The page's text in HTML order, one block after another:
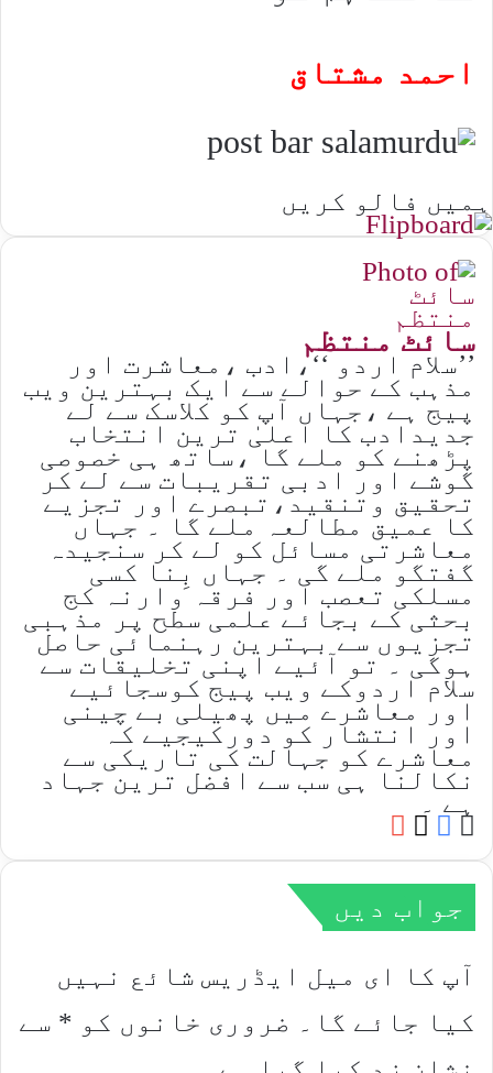
احمد مشتاق
ہمیں فالو کریں
سائٹ منتظم
’’سلام اردو ‘‘،ادب ،معاشرت اور
مذہب کے حوالے سے ایک بہترین ویب
پیج ہے ،جہاں آپ کو کلاسک سے لے
جدیدادب کا اعلیٰ ترین انتخاب
پڑھنے کو ملے گا ،ساتھ ہی خصوصی
گوشے اور ادبی تقریبات سے لے کر
تحقیق وتنقید،تبصرے اور تجزیے
کا عمیق مطالعہ ملے گا ۔ جہاں
معاشرتی مسائل کو لے کر سنجیدہ
گفتگو ملے گی ۔ جہاں بِنا کسی
مسلکی تعصب اور فرقہ وارنہ کج
بحثی کے بجائے علمی سطح پر مذہبی
تجزیوں سے بہترین رہنمائی حاصل
ہوگی ۔ تو آئیے اپنی تخلیقات سے
سلام اردوکے ویب پیج کوسجائیے
اور معاشرے میں پھیلی بے چینی
اور انتشار کو دورکیجیے کہ
معاشرے کو جہالت کی تاریکی سے
نکالنا ہی سب سے افضل ترین جہاد
ہے ۔
Website
Facebook
X
جواب دیں
آپ کا ای میل ایڈریس شائع نہیں
کیا جائے گا۔
ضروری خانوں کو * سے